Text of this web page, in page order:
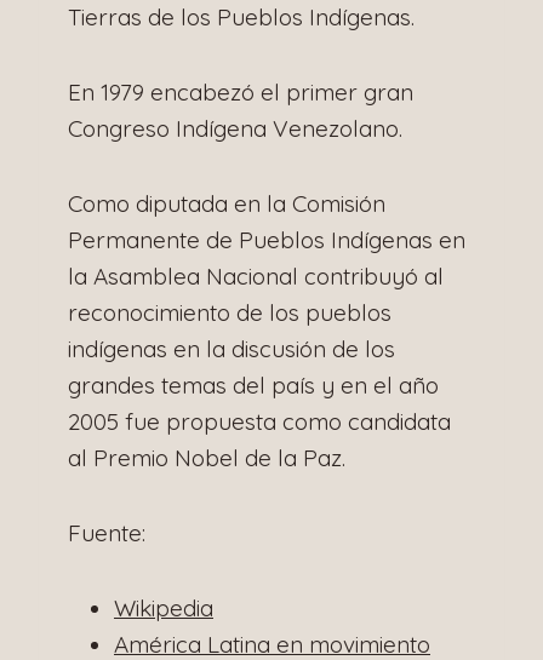
Tierras de los Pueblos Indígenas.
En 1979 encabezó el primer gran
Congreso Indígena Venezolano.
Como diputada en la Comisión
Permanente de Pueblos Indígenas en
la Asamblea Nacional contribuyó al
reconocimiento de los pueblos
indígenas en la discusión de los
grandes temas del país y en el año
2005 fue propuesta como candidata
al Premio Nobel de la Paz.
Fuente:
Wikipedia
América Latina en movimiento